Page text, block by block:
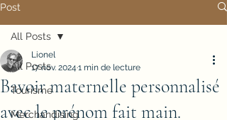
Post
All Posts
Tourisme
Merchandising
All Posts
Bavoir maternelle personnalisé
avec le prénom fait main.
Lionel
17 nov. 2024 1 min de lecture